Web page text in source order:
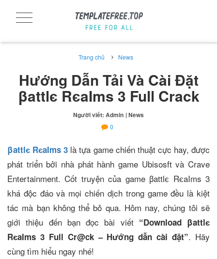
Trang chủ News
Hướng Dẫn Tải Và Cài Đặt
βattlє RєaIms 3 Full Crack
Người viết: Admin | News
0
βattlє RєaIms 3 là tựa game chiến thuật cực hay, được
phát triển bởi nhà phát hành game Ubisosft và Crave
Entertainment. Cốt truyện của game βattlє RєaIms 3
khá độc đáo và mọi chiến dịch trong game đều là kiệt
tác mà bạn không thể bỏ qua. Hôm nay, chúng tôi sẽ
giới thiệu đến bạn đọc bài viết “Download βattlє
RєaIms 3 Full Cr@ck – Hướng dẫn cài đặt”. Hãy
cùng tìm hiểu ngay nhé!